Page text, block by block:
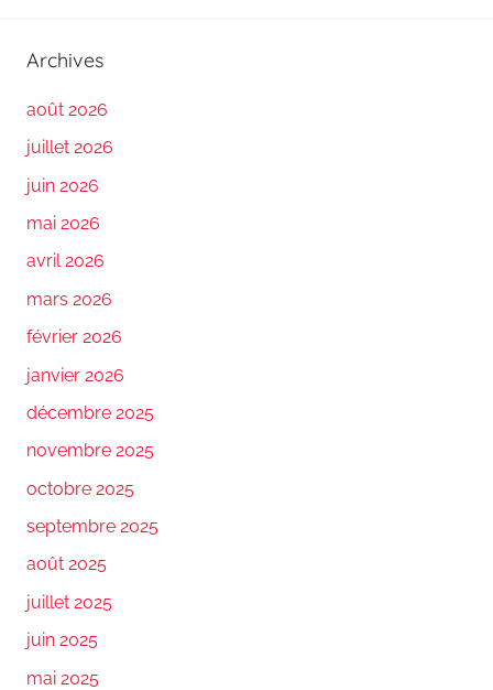
Archives
août 2026
juillet 2026
juin 2026
mai 2026
avril 2026
mars 2026
février 2026
janvier 2026
décembre 2025
novembre 2025
octobre 2025
septembre 2025
août 2025
juillet 2025
juin 2025
mai 2025